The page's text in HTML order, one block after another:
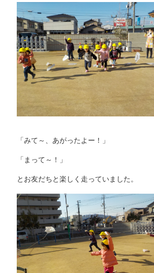
「みて～、あがったよー！」
「まって～！」
とお友だちと楽しく走っていました。